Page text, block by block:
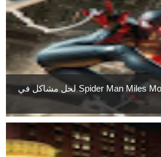
تحديث جديد للعبة Spider Man Miles Morales لحل مشاكل في